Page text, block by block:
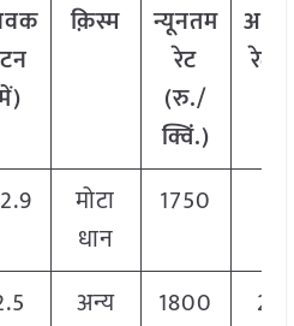
क़िस्म
न्यूनतम
रेट
(रु./
क्विं.)
रेट
मोटा
धान
1750
अन्य 1800